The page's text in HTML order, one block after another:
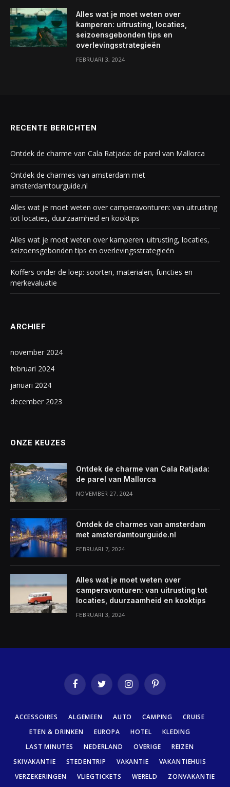
Alles wat je moet weten over
kamperen: uitrusting, locaties,
seizoensgebonden tips en
overlevingsstrategieën
FEBRUARI 3, 2024
RECENTE BERICHTEN
Ontdek de charme van Cala Ratjada: de parel van Mallorca
Ontdek de charmes van amsterdam met
amsterdamtourguide.nl
Alles wat je moet weten over camperavonturen: van uitrusting
tot locaties, duurzaamheid en kooktips
Alles wat je moet weten over kamperen: uitrusting, locaties,
seizoensgebonden tips en overlevingsstrategieën
Koffers onder de loep: soorten, materialen, functies en
merkevaluatie
ARCHIEF
november 2024
februari 2024
januari 2024
december 2023
ONZE KEUZES
Ontdek de charme van Cala Ratjada:
de parel van Mallorca
NOVEMBER 27, 2024
Ontdek de charmes van amsterdam
met amsterdamtourguide.nl
FEBRUARI 7, 2024
Alles wat je moet weten over
camperavonturen: van uitrusting tot
locaties, duurzaamheid en kooktips
FEBRUARI 3, 2024
FacebookTwitter InstagramPinterest
ACCESSOIRES ALGEMEEN AUTO CAMPING
CRUISE
ETEN & DRINKEN
EUROPA HOTEL
KLEDING
LAST MINUTES
NEDERLAND OVERIGE
REIZEN
SKIVAKANTIE
STEDENTRIP VAKANTIE
VAKANTIEHUIS
VERZEKERINGEN
VLIEGTICKETS WERELD ZONVAKANTIE